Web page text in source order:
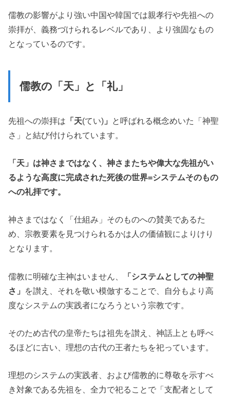
儒教の影響がより強い中国や韓国では親孝行や先祖への
崇拝が、義務づけられるレベルであり、より強固なもの
となっているのです。
儒教の「天」と「礼」
先祖への崇拝は 「天(てい) 」 と呼ばれる概念めいた「神聖
さ」と結び付けられています。
「天」は神さまではなく、神さまたちや偉大な先祖がい
るような高度に完成された死後の世界=システムそのもの
への礼拝です。
神さまではなく「仕組み」そのものへの賛美であるた
め、宗教要素を見つけられるかは人の価値観によりけり
となります。
儒教に明確な主神はいません、
「システムとしての神聖
さ」 を讃え、それを敬い模倣することで、自分もより高
度なシステムの実践者になろうという宗教です。
そのため古代の皇帝たちは祖先を讃え、神話上とも呼べ
るほどに古い、理想の古代の王者たちを祀っています。
理想のシステムの実践者、および儒教的に尊敬を示すべ
き対象である先祖を、全力で祀ることで「支配者として